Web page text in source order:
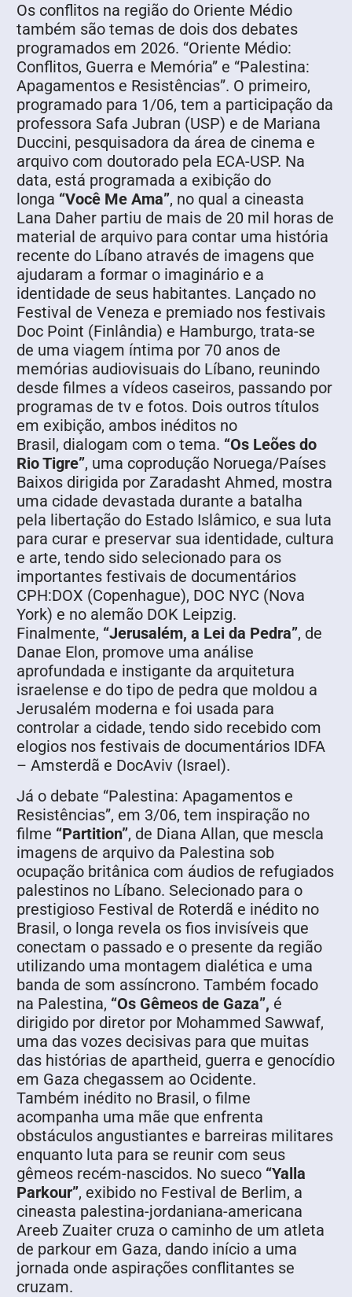
Os conflitos na região do Oriente Médio
também são temas de dois dos debates
programados em 2026. “Oriente Médio:
Conflitos, Guerra e Memória” e “Palestina:
Apagamentos e Resistências”. O primeiro,
programado para 1/06, tem a participação da
professora Safa Jubran (USP) e de Mariana
Duccini, pesquisadora da área de cinema e
arquivo com doutorado pela ECA-USP. Na
data, está programada a exibição do
longa “Você Me Ama”, no qual a cineasta
Lana Daher partiu de mais de 20 mil horas de
material de arquivo para contar uma história
recente do Líbano através de imagens que
ajudaram a formar o imaginário e a
identidade de seus habitantes. Lançado no
Festival de Veneza e premiado nos festivais
Doc Point (Finlândia) e Hamburgo, trata-se
de uma viagem íntima por 70 anos de
memórias audiovisuais do Líbano, reunindo
desde filmes a vídeos caseiros, passando por
programas de tv e fotos. Dois outros títulos
em exibição, ambos inéditos no
Brasil, dialogam com o tema. “Os Leões do
Rio Tigre”, uma coprodução Noruega/Países
Baixos dirigida por Zaradasht Ahmed, mostra
uma cidade devastada durante a batalha
pela libertação do Estado Islâmico, e sua luta
para curar e preservar sua identidade, cultura
e arte, tendo sido selecionado para os
importantes festivais de documentários
CPH:DOX (Copenhague), DOC NYC (Nova
York) e no alemão DOK Leipzig.
Finalmente, “Jerusalém, a Lei da Pedra”, de
Danae Elon, promove uma análise
aprofundada e instigante da arquitetura
israelense e do tipo de pedra que moldou a
Jerusalém moderna e foi usada para
controlar a cidade, tendo sido recebido com
elogios nos festivais de documentários IDFA
– Amsterdã e DocAviv (Israel).
Já o debate “Palestina: Apagamentos e
Resistências”, em 3/06, tem inspiração no
filme “Partition”, de Diana Allan, que mescla
imagens de arquivo da Palestina sob
ocupação britânica com áudios de refugiados
palestinos no Líbano. Selecionado para o
prestigioso Festival de Roterdã e inédito no
Brasil, o longa revela os fios invisíveis que
conectam o passado e o presente da região
utilizando uma montagem dialética e uma
banda de som assíncrono. Também focado
na Palestina, “Os Gêmeos de Gaza”, é
dirigido por diretor por Mohammed Sawwaf,
uma das vozes decisivas para que muitas
das histórias de apartheid, guerra e genocídio
em Gaza chegassem ao Ocidente.
Também inédito no Brasil, o filme
acompanha uma mãe que enfrenta
obstáculos angustiantes e barreiras militares
enquanto luta para se reunir com seus
gêmeos recém-nascidos. No sueco “Yalla
Parkour”, exibido no Festival de Berlim, a
cineasta palestina-jordaniana-americana
Areeb Zuaiter cruza o caminho de um atleta
de parkour em Gaza, dando início a uma
jornada onde aspirações conflitantes se
cruzam.